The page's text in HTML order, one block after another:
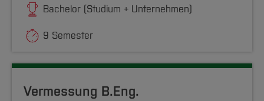
Bachelor (Studium + Unternehmen)
9 Semester
Vermessung B.Eng.